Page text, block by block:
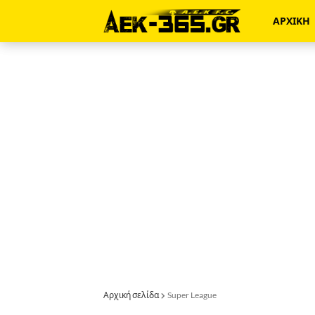
ΑΡΧΙΚΗ
Αρχική σελίδα Super League